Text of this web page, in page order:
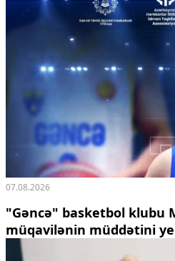
07.08.2026
"Gəncə" basketbol klubu
müqavilənin müddətini